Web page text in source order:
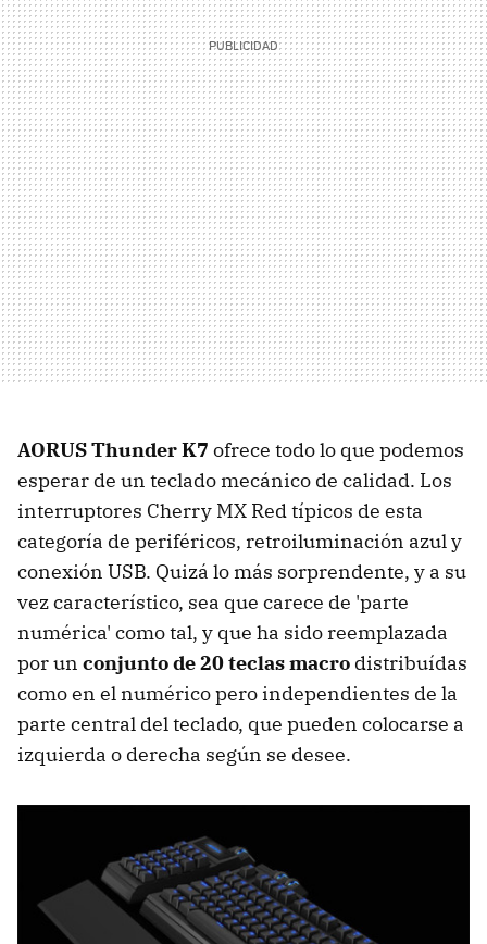
AORUS Thunder K7 ofrece todo lo que podemos
esperar de un teclado mecánico de calidad. Los
interruptores Cherry MX Red típicos de esta
categoría de periféricos, retroiluminación azul y
conexión USB. Quizá lo más sorprendente, y a su
vez característico, sea que carece de 'parte
numérica' como tal, y que ha sido reemplazada
por un conjunto de 20 teclas macro distribuídas
como en el numérico pero independientes de la
parte central del teclado, que pueden colocarse a
izquierda o derecha según se desee.